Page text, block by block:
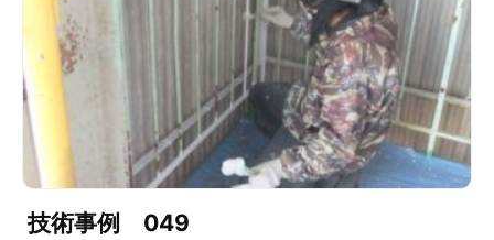
技術事例 049